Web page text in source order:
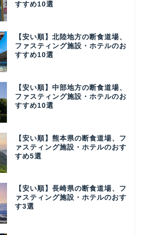
すすめ10選
【安い順】北陸地方の断食道場、
ファスティング施設・ホテルのお
すすめ10選
【安い順】中部地方の断食道場、
ファスティング施設・ホテルのお
すすめ10選
【安い順】熊本県の断食道場、フ
ァスティング施設・ホテルのおす
すめ5選
【安い順】長崎県の断食道場、フ
ァスティング施設・ホテルのおす
す3選